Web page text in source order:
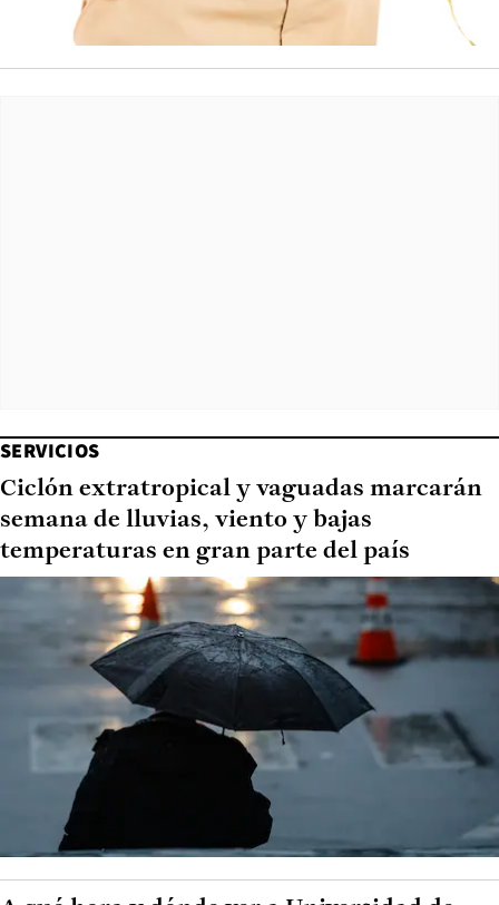
SERVICIOS
Ciclón extratropical y vaguadas marcarán
semana de lluvias, viento y bajas
temperaturas en gran parte del país